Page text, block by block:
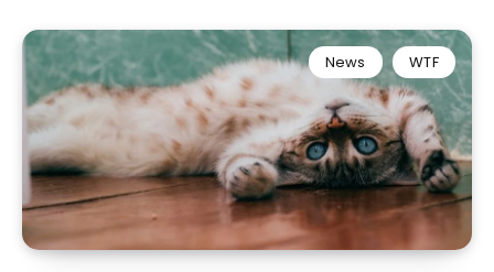
News WTF